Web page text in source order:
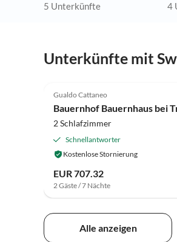
5 Unterkünfte 4
Unterkünfte mit
Gualdo Cattaneo
Bauernhof Bauernhaus bei
2 Schlafzimmer
Schnellantworter
Kostenlose Stornierung
EUR 707.32
2 Gäste / 7 Nächte
Alle anzeigen